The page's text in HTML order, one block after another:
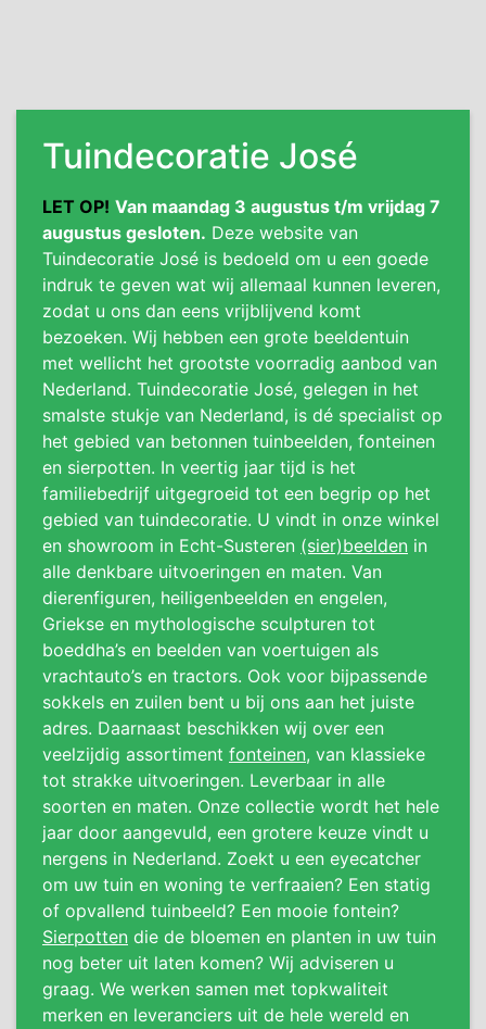
Tuindecoratie José
LET OP! Van maandag 3 augustus t/m vrijdag 7
augustus gesloten. Deze website van
Tuindecoratie José is bedoeld om u een goede
indruk te geven wat wij allemaal kunnen leveren,
zodat u ons dan eens vrijblijvend komt
bezoeken. Wij hebben een grote beeldentuin
met wellicht het grootste voorradig aanbod van
Nederland. Tuindecoratie José, gelegen in het
smalste stukje van Nederland, is dé specialist op
het gebied van betonnen tuinbeelden, fonteinen
en sierpotten. In veertig jaar tijd is het
familiebedrijf uitgegroeid tot een begrip op het
gebied van tuindecoratie. U vindt in onze winkel
en showroom in Echt-Susteren (sier)beelden in
alle denkbare uitvoeringen en maten. Van
dierenfiguren, heiligenbeelden en engelen,
Griekse en mythologische sculpturen tot
boeddha’s en beelden van voertuigen als
vrachtauto’s en tractors. Ook voor bijpassende
sokkels en zuilen bent u bij ons aan het juiste
adres. Daarnaast beschikken wij over een
veelzijdig assortiment fonteinen, van klassieke
tot strakke uitvoeringen. Leverbaar in alle
soorten en maten. Onze collectie wordt het hele
jaar door aangevuld, een grotere keuze vindt u
nergens in Nederland. Zoekt u een eyecatcher
om uw tuin en woning te verfraaien? Een statig
of opvallend tuinbeeld? Een mooie fontein?
Sierpotten die de bloemen en planten in uw tuin
nog beter uit laten komen? Wij adviseren u
graag. We werken samen met topkwaliteit
merken en leveranciers uit de hele wereld en